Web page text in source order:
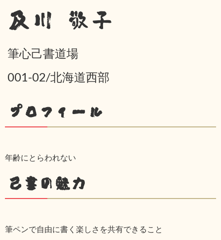
及川 敬子
筆心己書道場
001-02/北海道西部
プロフィール
年齢にとらわれない
己書の魅力
筆ペンで自由に書く楽しさを共有できること